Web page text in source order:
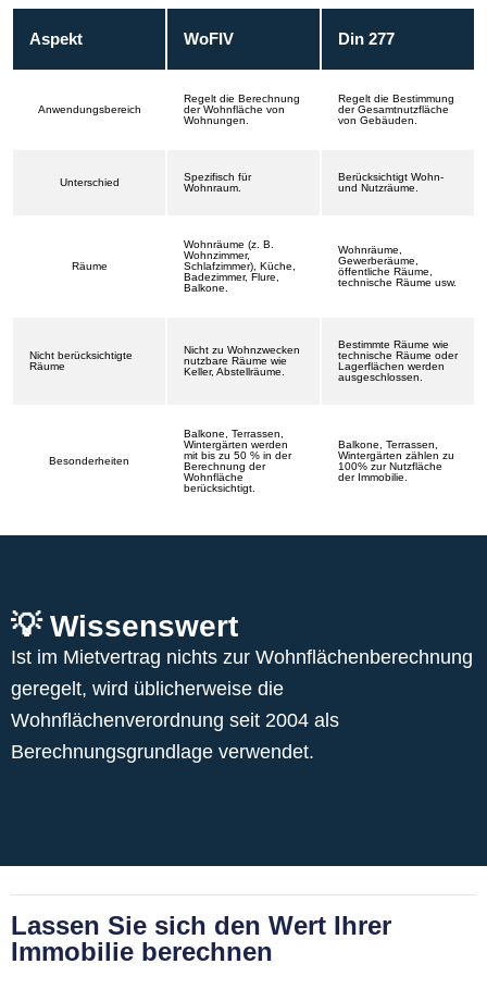
Aspekt WoFIV Din 277
Anwendungsbereich
Regelt die Berechnung
der Wohnfläche von
Wohnungen.
Regelt die Bestimmung
der Gesamtnutzfläche
von Gebäuden.
Unterschied
Spezifisch für
Wohnraum.
Berücksichtigt Wohn-
und Nutzräume.
Räume
Wohnräume (z. B.
Wohnzimmer,
Schlafzimmer), Küche,
Badezimmer, Flure,
Balkone.
Wohnräume,
Gewerberäume,
öffentliche Räume,
technische Räume usw.
Nicht berücksichtigte
Räume
Nicht zu Wohnzwecken
nutzbare Räume wie
Keller, Abstellräume.
Bestimmte Räume wie
technische Räume oder
Lagerflächen werden
ausgeschlossen.
Besonderheiten
Balkone, Terrassen,
Wintergärten werden
mit bis zu 50 % in der
Berechnung der
Wohnfläche
berücksichtigt.
Balkone, Terrassen,
Wintergärten zählen zu
100% zur Nutzfläche
der Immobilie.
💡 Wissenswert
Ist im Mietvertrag nichts zur Wohnflächenberechnung
geregelt, wird üblicherweise die
Wohnflächenverordnung seit 2004 als
Berechnungsgrundlage verwendet.
Lassen Sie sich den Wert Ihrer
Immobilie berechnen